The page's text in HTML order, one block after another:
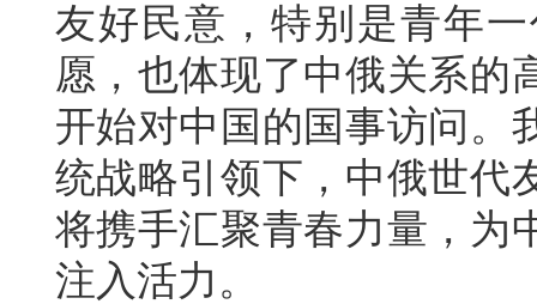
友好民意，特别是青年
愿，也体现了中俄关系的
开始对中国的国事访问。
统战略引领下，中俄世代
将携手汇聚青春力量，为
注入活力。